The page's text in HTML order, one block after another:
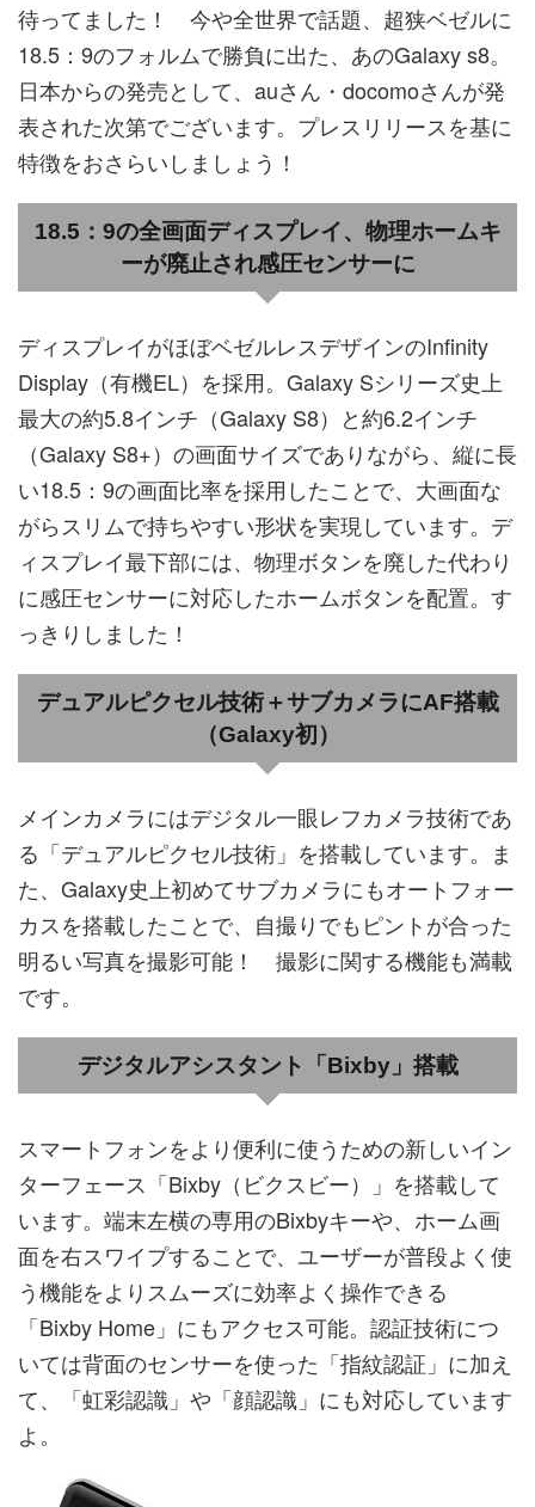
待ってました！ 今や全世界で話題、超狭ベゼルに
18.5：9のフォルムで勝負に出た、あのGalaxy s8。
日本からの発売として、auさん・docomoさんが発
表された次第でございます。プレスリリースを基に
特徴をおさらいしましょう！
18.5：9の全画面ディスプレイ、物理ホームキ
ーが廃止され感圧センサーに
ディスプレイがほぼベゼルレスデザインのInfinity
Display（有機EL）を採用。Galaxy Sシリーズ史上
最大の約5.8インチ（Galaxy S8）と約6.2インチ
（Galaxy S8+）の画面サイズでありながら、縦に長
い18.5：9の画面比率を採用したことで、大画面な
がらスリムで持ちやすい形状を実現しています。デ
ィスプレイ最下部には、物理ボタンを廃した代わり
に感圧センサーに対応したホームボタンを配置。す
っきりしました！
デュアルピクセル技術＋サブカメラにAF搭載
（Galaxy初）
メインカメラにはデジタル一眼レフカメラ技術であ
る「デュアルピクセル技術」を搭載しています。ま
た、Galaxy史上初めてサブカメラにもオートフォー
カスを搭載したことで、自撮りでもピントが合った
明るい写真を撮影可能！ 撮影に関する機能も満載
です。
デジタルアシスタント「Bixby」搭載
スマートフォンをより便利に使うための新しいイン
ターフェース「Bixby（ビクスビー）」を搭載して
います。端末左横の専用のBixbyキーや、ホーム画
面を右スワイプすることで、ユーザーが普段よく使
う機能をよりスムーズに効率よく操作できる
「Bixby Home」にもアクセス可能。認証技術につ
いては背面のセンサーを使った「指紋認証」に加え
て、「虹彩認識」や「顔認識」にも対応しています
よ。